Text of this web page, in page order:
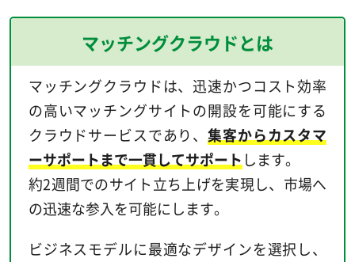
マッチングクラウドとは
マッチングクラウドは、迅速かつコスト効率
の高いマッチングサイトの開設を可能にする
クラウドサービスであり、集客からカスタマ
ーサポートまで一貫してサポートします。
約2週間でのサイト立ち上げを実現し、市場へ
の迅速な参入を可能にします。
ビジネスモデルに最適なデザインを選択し、